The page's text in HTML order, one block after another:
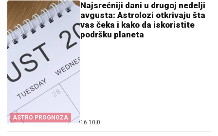
ASTRO PROGNOZA
Najsrećniji dani u drugoj nedelji
avgusta: Astrolozi otkrivaju šta
vas čeka i kako da iskoristite
podršku planeta
16:10 0